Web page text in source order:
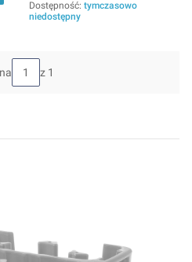
Dostępność: tymczasowo
niedostępny
z 1